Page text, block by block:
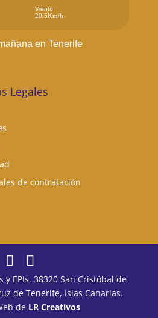
Viento
20.5Km/h
en Tenerife
Legales
de contratación
y EPIs, 38320 San Cristóbal de
de Tenerife, Islas Canarias.
de LR Creativos